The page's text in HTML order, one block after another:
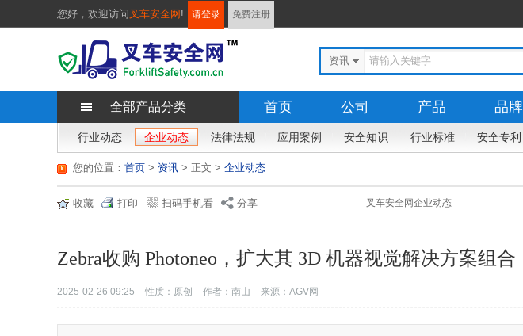
您好， 欢迎访问叉车安全网 ! 请登录 免费注册
资讯
全部产品分类 首页 公司 产品 品牌
行业动态 企业动态 法律法规 应用案例 安全知识 行业标准 安全专利
您的位置： 首页 > 资讯 > 企业动态
> 正文
收藏 打印 扫码手机看 分享 叉车安全网企业动态
Zebra收购 Photoneo，扩大其 3D 机器视觉解决方案组合
2025-02-26 09:25 性质：原创 作者：南山 来源：AGV网